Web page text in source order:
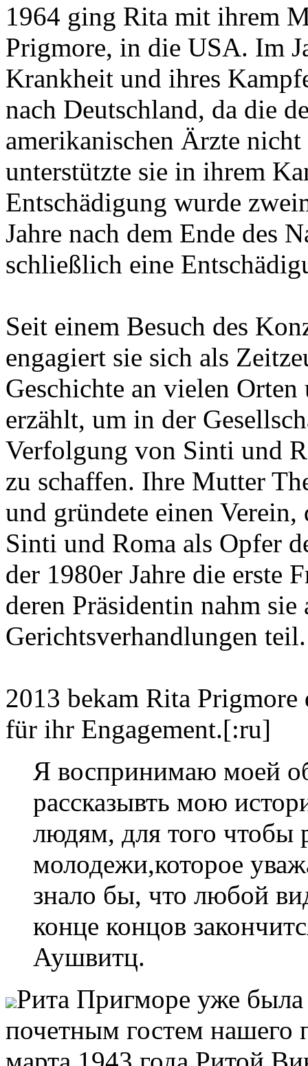
1964 ging Rita mit ihrem
Prigmore, in die USA. Im
Krankheit und ihres
nach Deutschland, da die
amerikanischen Ärzte
unterstützte sie in ihrem
Entschädigung wurde
Jahre nach dem Ende des
schließlich eine
Seit einem Besuch des
engagiert sie sich als
Geschichte an vielen
erzählt, um in der
Verfolgung von Sinti und
zu schaffen. Ihre Mutter
und gründete einen
Sinti und Roma als Opfer
der 1980er Jahre die erste
deren Präsidentin nahm sie
Gerichtsverhandlungen teil.
2013 bekam Rita
für ihr Engagement.[:ru]
Я воспринимаю моей
рассказывть мою
людям, для того чтобы
молодежи,которое
знало бы, что любой
конце концов
Аушвитц.
Рита Пригморе уже была
почетным гостем нашего